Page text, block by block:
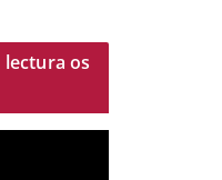
lectura os